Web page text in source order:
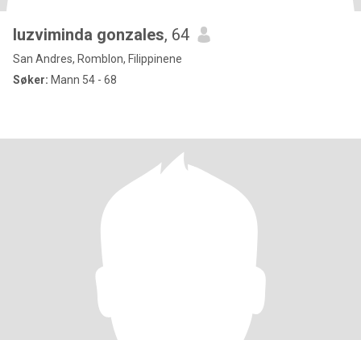
luzviminda gonzales, 64
San Andres, Romblon, Filippinene
Søker: Mann 54 - 68